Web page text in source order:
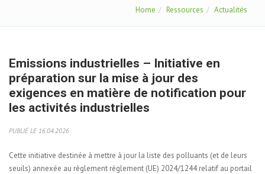
Home Ressources Actualités
Emissions industrielles – Initiative en
préparation sur la mise à jour des
exigences en matière de notification pour
les activités industrielles
PUBLIÉ LE 16.04.2026
Cette initiative destinée à mettre à jour la liste des polluants (et de leurs
seuils) annexée au règlement règlement (UE) 2024/1244 relatif au portail